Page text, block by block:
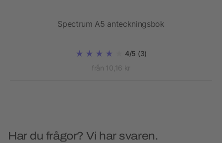
Spectrum A5 anteckningsbok
4/5 (3)
från 10,16 kr
Har du frågor? Vi har svaren.